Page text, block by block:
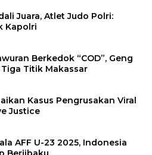
Juara, Atlet Judo Polri:
Kapolri
Berkedok “COD”, Geng
Titik Makassar
Kasus Pengrusakan Viral
Justice
AFF U-23 2025, Indonesia